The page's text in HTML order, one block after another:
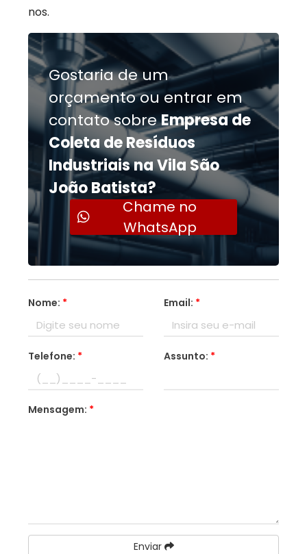
nos.
Gostaria de um
orçamento ou entrar em
contato sobreEmpresa de
Coleta de Resíduos
Industriais na Vila São
João Batista?
Chame no
WhatsApp
Nome: * Email: *
Telefone: * Assunto: *
Mensagem: *
Enviar